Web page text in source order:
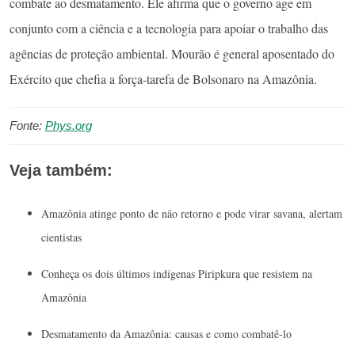
conjunto com a ciência e a tecnologia para apoiar o trabalho das
agências de proteção ambiental. Mourão é general aposentado do
Exército que chefia a força-tarefa de Bolsonaro na Amazônia.
Fonte: Phys.org
Veja também:
Amazônia atinge ponto de não retorno e pode virar savana, alertam
cientistas
Conheça os dois últimos indígenas Piripkura que resistem na
Amazônia
Desmatamento da Amazônia: causas e como combatê-lo